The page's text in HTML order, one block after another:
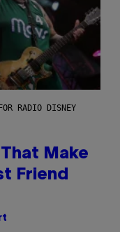
RADIO DISNEY
Make
Friend